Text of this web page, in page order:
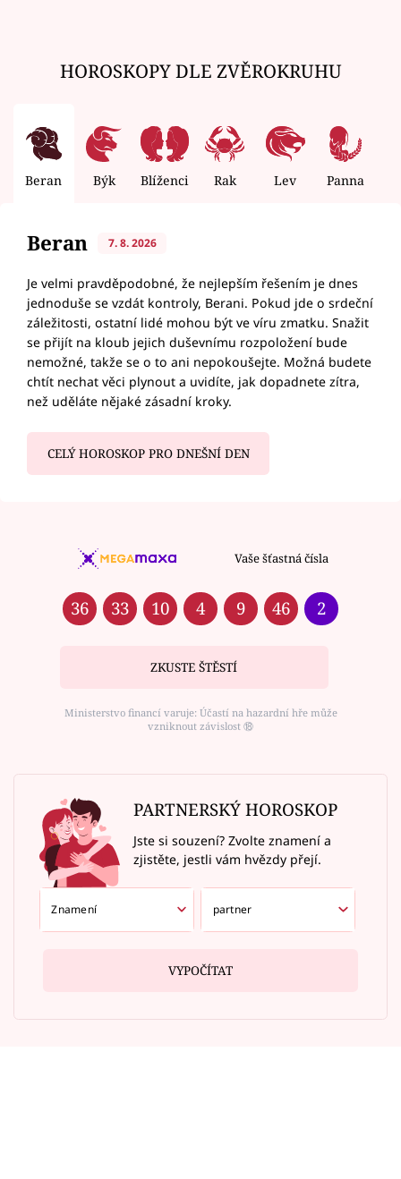
HOROSKOPY DLE ZVĚROKRUHU
Beran Býk Blíženci Rak Lev Panna
Beran 7. 8. 2026
Je velmi pravděpodobné, že nejlepším řešením je dnes
jednoduše se vzdát kontroly, Berani. Pokud jde o srdeční
záležitosti, ostatní lidé mohou být ve víru zmatku. Snažit
se přijít na kloub jejich duševnímu rozpoložení bude
nemožné, takže se o to ani nepokoušejte. Možná budete
chtít nechat věci plynout a uvidíte, jak dopadnete zítra,
než uděláte nějaké zásadní kroky.
CELÝ HOROSKOP PRO DNEŠNÍ DEN
Vaše šťastná čísla
36 33 10 4 9 46 2
ZKUSTE ŠTĚSTÍ
Ministerstvo financí varuje: Účastí na hazardní hře může
vzniknout závislost ⑱
PARTNERSKÝ HOROSKOP
Jste si souzení? Zvolte znamení a
zjistěte, jestli vám hvězdy přejí.
VYPOČÍTAT